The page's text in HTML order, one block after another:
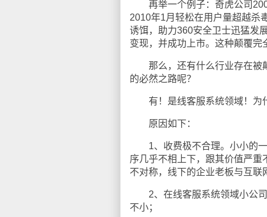
再举一个例子：奇虎公司
2010年1月轻松在用户量超越杀
诱饵，助力360安全卫士迅猛发
变现，并成功上市。这种颠覆完
那么，还有什么行业存在被颠
的必然之路呢？
有！是线客服系统领域！为
原因如下：
1、收费极不合理。小小的一
序几乎不相上下，跟其价值严
不对称，线下的企业老板与互联
2、在线客服系统领域小公司
不小；